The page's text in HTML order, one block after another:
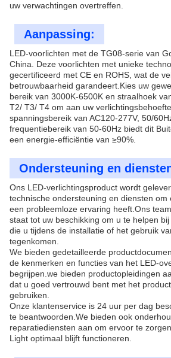
uw verwachtingen overtreffen.
Aanpassing:
LED-voorlichten met de TG08-serie van
China. Deze voorlichten met unieke
gecertificeerd met CE en ROHS, wat de
betrouwbaarheid garandeert.Kies uw
bereik van 3000K-6500K en straalhoek
T2/ T3/ T4 om aan uw
spanningsbereik van AC120-277V, 50/
frequentiebereik van 50-60Hz biedt dit
een energie-efficiëntie van ≥90%.
Ondersteuning en
Ons LED-verlichtingsproduct wordt
technische ondersteuning en diensten om
een probleemloze ervaring heeft.Ons
staat tot uw beschikking om u te helpen
die u tijdens de installatie of het gebruik
tegenkomen.
We bieden gedetailleerde
de kenmerken en functies van het LED-
begrijpen.we bieden productopleidingen
dat u goed vertrouwd bent met het
gebruiken.
Onze klantenservice is 24 uur per dag
te beantwoorden.We bieden ook
reparatiediensten aan om ervoor te
Light optimaal blijft functioneren.